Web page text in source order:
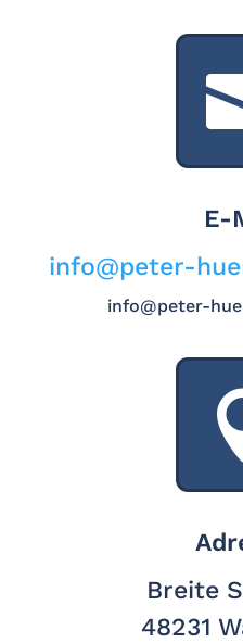
E-
info@peter-
info@peter-
Breite
48231